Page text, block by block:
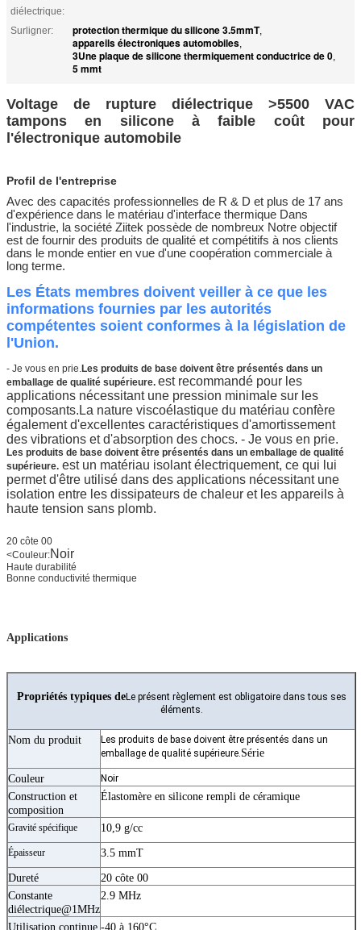
diélectrique:
Surligner: protection thermique du silicone 3.5mmT,
appareils électroniques automobiles,
3Une plaque de silicone thermiquement conductrice de 0,
5 mmt
Voltage de rupture diélectrique >5500 VAC
tampons en silicone à faible coût pour
l'électronique automobile
Profil de l'entreprise
Avec des capacités professionnelles de R & D et plus de 17 ans
d'expérience dans le matériau d'interface thermique Dans
l'industrie, la société Ziitek possède de nombreux Notre objectif
est de fournir des produits de qualité et compétitifs à nos clients
dans le monde entier en vue d'une coopération commerciale à
long terme.
Les États membres doivent veiller à ce que les
informations fournies par les autorités
compétentes soient conformes à la législation de
l'Union.
- Je vous en prie.Les produits de base doivent être présentés dans un
emballage de qualité supérieure. est recommandé pour les
applications nécessitant une pression minimale sur les
composants.La nature viscoélastique du matériau confère
également d'excellentes caractéristiques d'amortissement
des vibrations et d'absorption des chocs. - Je vous en prie.
Les produits de base doivent être présentés dans un emballage de qualité
supérieure. est un matériau isolant électriquement, ce qui lui
permet d'être utilisé dans des applications nécessitant une
isolation entre les dissipateurs de chaleur et les appareils à
haute tension sans plomb.
20 côte 00
<Couleur:Noir
Haute durabilité
Bonne conductivité thermique
Applications
Propriétés typiques deLe présent règlement est obligatoire dans tous ses
éléments.
Nom du produit
Les produits de base doivent être présentés dans un
emballage de qualité supérieure.Série
Couleur Noir
Construction et
composition
Élastomère en silicone rempli de céramique
Gravité spécifique 10,9 g/cc
Épaisseur 3.5 mmT
Dureté
20 côte 00
Constante
diélectrique@1MHz
2.9 MHz
Utilisation continue -40 à 160°C